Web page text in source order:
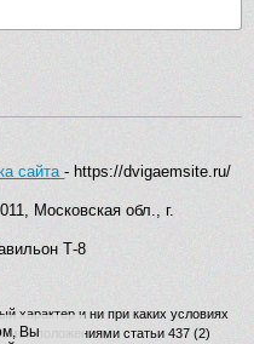
сайта- https://dvigaemsite.ru/
Московская обл., г.
Т-8
характер и ни при каких условиях
положениями статьи 437 (2)
Вы